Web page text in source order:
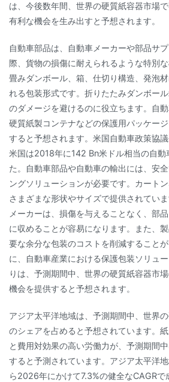
は、今後数年間、世界の硬質紙容器市場
有利な機会を生み出すと予想されます。
自動車部品は、自動車メーカーや部品サ
際、貨物の損傷に耐えられるような特別
畳みダンボール、箱、仕切り構造、発泡
れる包装形式です。折りたたみダンボー
のダメージを避けるのに役立ちます。自動
硬質紙製コンテナなどの保護用パッケー
すると予想されます。米国自動車政策協
米国は2018年に142 Bn米ドル相当の自動
た。自動車部品や自動車の輸出には、安
ングソリューションが必要です。カートン
さまざまな形状やサイズで提供されてい
メーカーは、損傷を与えることなく、部
に収めることが容易になります。また、
要な余分な包装のコストを削減すること
に、自動車産業における保護包装ソリュ
りは、予測期間中、世界の硬質紙容器市
機会を提供すると予想されます。
アジア太平洋地域は、予測期間中、世界
のシェアを占めると予想されています。
と費用対効果の高い労働力が、予測期間
すると予測されています。アジア太平洋
ら2026年にかけて7.3%の健全なCAGRで